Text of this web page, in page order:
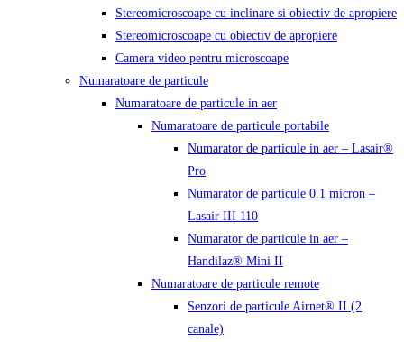
Stereomicroscoape cu inclinare si obiectiv de apropiere
Stereomicroscoape cu obiectiv de apropiere
Camera video pentru microscoape
Numaratoare de particule
Numaratoare de particule in aer
Numaratoare de particule portabile
Numarator de particule in aer – Lasair®
Pro
Numarator de particule 0.1 micron –
Lasair III 110
Numarator de particule in aer –
Handilaz® Mini II
Numaratoare de particule remote
Senzori de particule Airnet® II (2
canale)